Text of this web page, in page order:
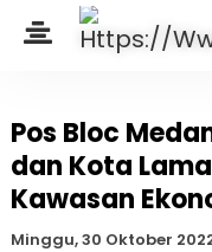
Pos Bloc
dan Kota
Kawasan
Minggu, 30 Oktober